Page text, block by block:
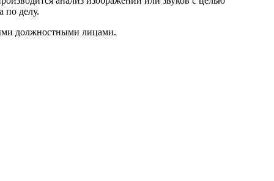
по делу.
должностными лицами.